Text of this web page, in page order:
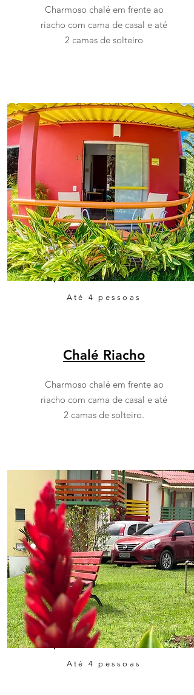
Charmoso chalé em frente ao
riacho com cama de casal e até
2 camas de solteiro
Até 4 pessoas
Chalé Riacho
Charmoso chalé em frente ao
riacho com cama de casal e até
2 camas de solteiro.
Até 4 pessoas